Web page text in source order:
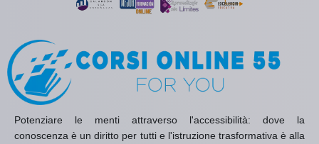
Potenziare le menti attraverso l'accessibilità: dove la
conoscenza è un diritto per tutti e l'istruzione trasformativa è alla